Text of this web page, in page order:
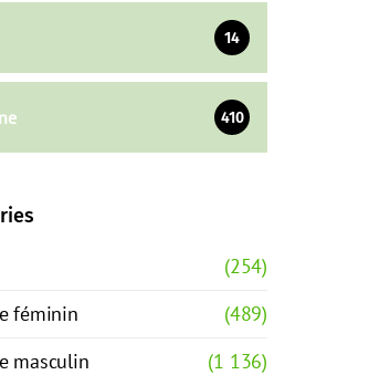
14
410
(254)
féminin
(489)
masculin
(1 136)